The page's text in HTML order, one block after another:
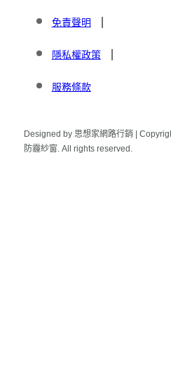
免責聲明
隱私權政策
服務條款
Designed by 思想家網路行銷 |
防霾紗窗. All rights reserved.